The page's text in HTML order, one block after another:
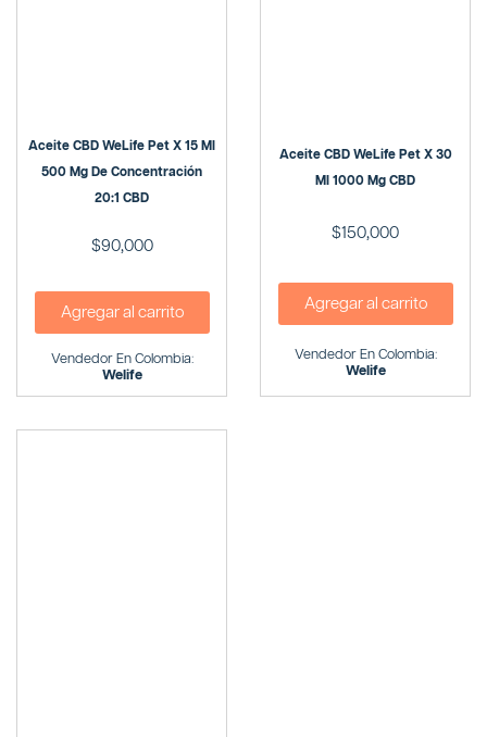
Aceite CBD WeLife Pet X 15 Ml
500 Mg De Concentración
20:1 CBD
$90,000
Agregar al carrito
Vendedor En Colombia:
Welife
Aceite CBD WeLife Pet X 30
Ml 1000 Mg CBD
$150,000
Agregar al carrito
Vendedor En Colombia:
Welife